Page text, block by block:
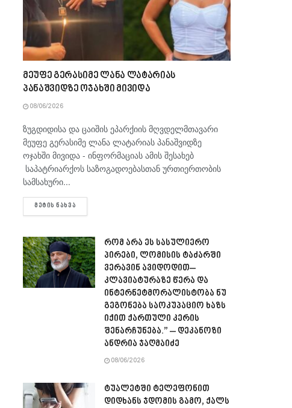
მეუფე გერასიმე ლანა ლატარიას
პანაშვიდზე ოჯახში მივიდა
08/06/2026
ზუგდიდისა და ცაიშის ეპარქიის მღვდელმთავარი
მეუფე გერასიმე ლანა ლატარიას პანაშვიდზე
ოჯახში მივიდა - ინფორმაციას ამის შესახებ
საპატრიარქოს საზოგადოებასთან ურთიერთობის
სამსახური...
ᲛᲔᲢᲘᲡ ᲜᲐᲮᲕᲐ
რომ არა ეს სასულიერო
პირები, ლომისის ტაძარში
ვერავინ ავიდოდით–
კლავიატურაზე წერა და
ინტერნეტმორალისტობა ნუ
გეგონება საოკუპაციო ხაზს
იქით ქართული კერის
შენარჩუნება.” – დეკანოზი
ანდრია ჯაღმაიძე
08/06/2026
ტუალეტში ტელეფონით
დიდხანს ჯდომის გამო, ქალს